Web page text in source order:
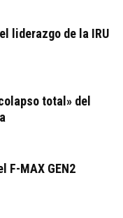
liderazgo de la IRU
total» del
F-MAX GEN2